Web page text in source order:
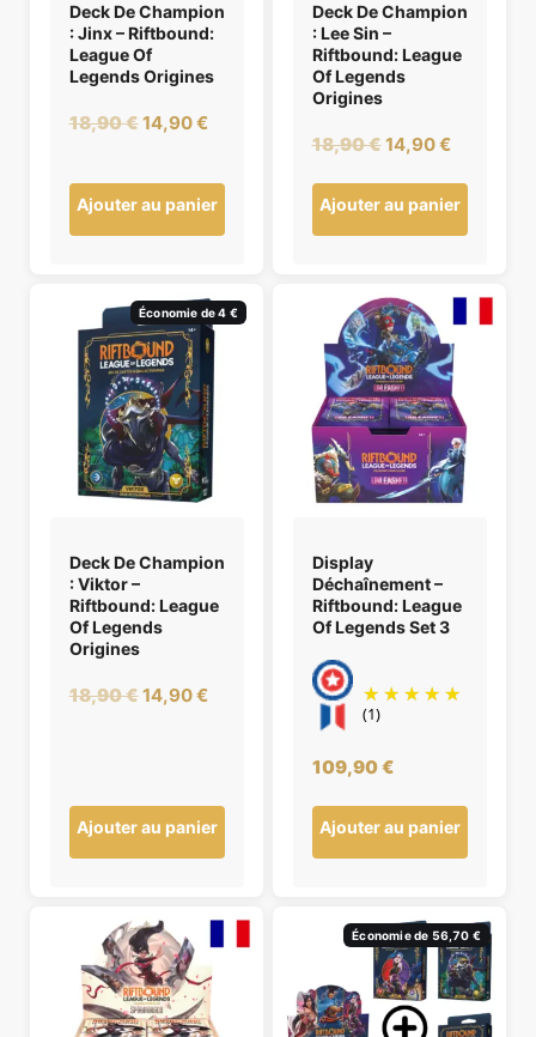
Deck De Champion
: Jinx – Riftbound:
League Of
Legends Origines
18,90€Le
initial
était :
18,90 €.
14,90€Le
actuel
est :
14,90 €.
Ajouter au panier
Deck De Champion
: Lee Sin –
Riftbound: League
Of Legends
Origines
18,90€Le
initial
14,90€Le
actuel
est :
Ajouter au panier
Économie de 4 €
Deck De Champion
: Viktor –
Riftbound: League
Of Legends
Origines
18,90€Le
18,90 €.
14,90€Le
14,90 €.
Ajouter au panier
Display
Déchaînement –
Riftbound: League
Of Legends Set 3
(1)
109,90€
Ajouter au panier
Économie de 56,70 €